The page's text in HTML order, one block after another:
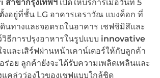
สาขากรุงเทพฯ เปิดให้บริการเมื่อวันที่ 5
งอยู่ที่ชั้น LG อาคารเอราวัณ แบงค็อก ที่
นทางและจอดรถในอาคาร เชฟชิมิสึและ
ธีการปรุงอาหารในรูปแบบ innovative
และเสิร์ฟผ่านหน้าเคาน์เตอร์ให้กับลูกค้า
อย ลูกค้ายังจะได้รับความเพลิดเพลินและ
คล่วว่องไวของเชฟแบบใกล้ชิด